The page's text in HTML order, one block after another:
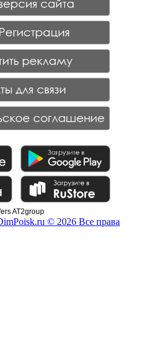
AT2group
© 2026 Все права